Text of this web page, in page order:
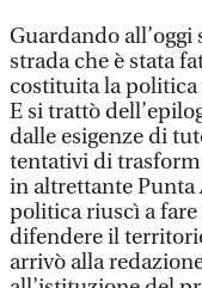
Guardando
strada che è stata
costituita la politica
E si trattò
dalle esigenze di
tentativi di
in altrettante Punta
politica riuscì a
difendere il
arrivò alla